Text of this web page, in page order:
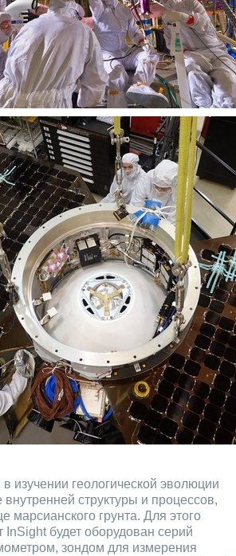
изучении геологической эволюции
структуры и процессов,
марсианского грунта. Для этого
будет оборудован серий
зондом для измерения